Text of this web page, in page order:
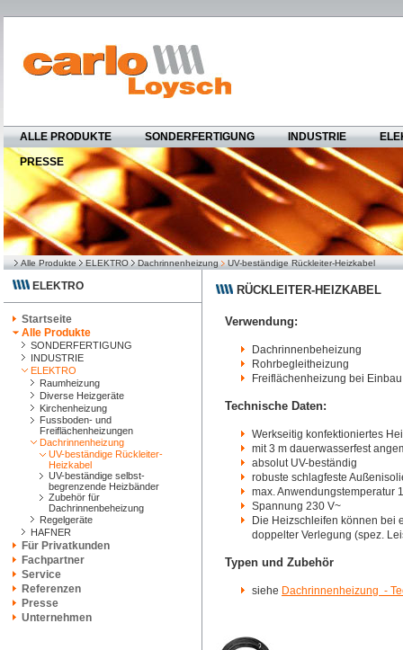
ALLE PRODUKTE SONDERFERTIGUNG INDUSTRIE
PRESSE
Alle Produkte ELEKTRO Dachrinnenheizung UV-beständige Rückleiter-Heizkabel
ELEKTRO
Startseite
Alle Produkte
SONDERFERTIGUNG
INDUSTRIE
ELEKTRO
Raumheizung
Diverse Heizgeräte
Kirchenheizung
Fussboden- und
Freiflächenheizungen
Dachrinnenheizung
UV-beständige Rückleiter-
Heizkabel
UV-beständige selbst-
begrenzende Heizbänder
Zubehör für
Dachrinnenbeheizung
Regelgeräte
HAFNER
Für Privatkunden
Fachpartner
Service
Referenzen
Presse
Unternehmen
RÜCKLEITER-HEIZKABEL
Verwendung:
Dachrinnenbeheizung
Rohrbegleitheizung
Freiflächenheizung bei
Technische Daten:
Werkseitig konfektioniertes
mit 3 m dauerwasserfest
absolut UV-beständig
robuste schlagfeste
max. Anwendungstemperatur
Spannung 230 V~
Die Heizschleifen können bei
doppelter Verlegung (spez.
Typen und Zubehör
siehe Dachrinnenheizung -